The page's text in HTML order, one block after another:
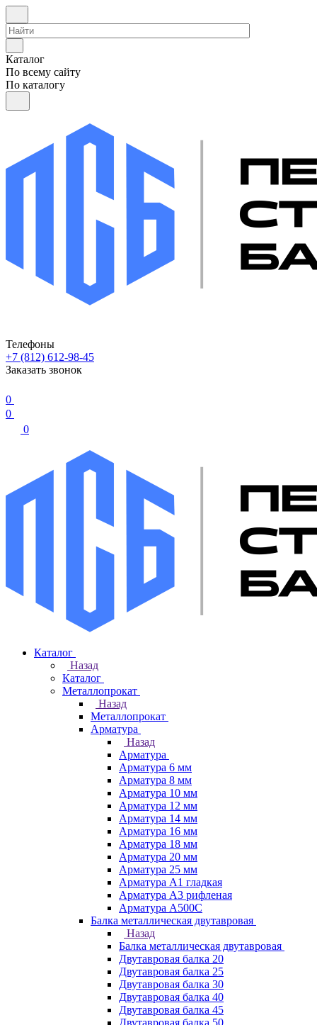
Каталог
По всему сайту
По каталогу
Телефоны
+7 (812) 612-98-45
Заказать звонок
0
0
0
Каталог
Назад
Каталог
Металлопрокат
Назад
Металлопрокат
Арматура
Назад
Арматура
Арматура 6 мм
Арматура 8 мм
Арматура 10 мм
Арматура 12 мм
Арматура 14 мм
Арматура 16 мм
Арматура 18 мм
Арматура 20 мм
Арматура 25 мм
Арматура А1 гладкая
Арматура А3 рифленая
Арматура А500С
Балка металлическая двутавровая
Назад
Балка металлическая двутавровая
Двутавровая балка 20
Двутавровая балка 25
Двутавровая балка 30
Двутавровая балка 40
Двутавровая балка 45
Двутавровая балка 50